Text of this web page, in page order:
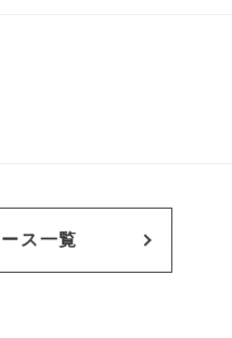
ス一覧